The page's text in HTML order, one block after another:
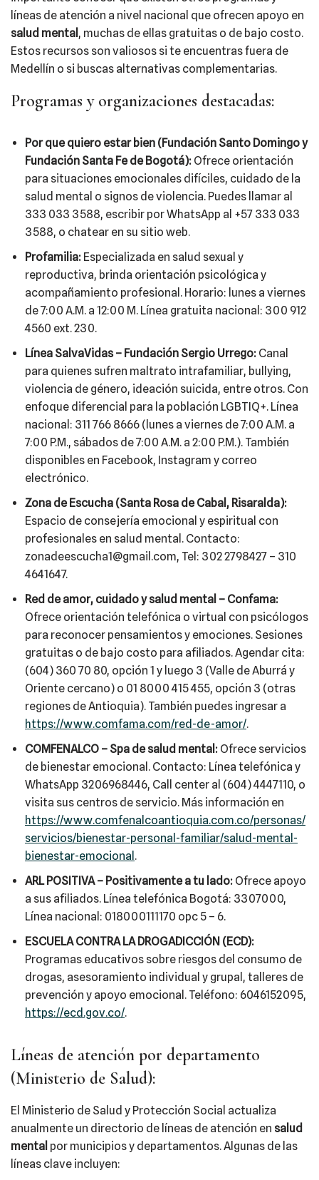
líneas de atención a nivel nacional que ofrecen apoyo en
salud mental , muchas de ellas gratuitas o de bajo costo.
Estos recursos son valiosos si te encuentras fuera de
Medellín o si buscas alternativas complementarias.
Programas y organizaciones destacadas:
Por que quiero estar bien (Fundación Santo Domingo y
Fundación Santa Fe de Bogotá): Ofrece orientación
para situaciones emocionales difíciles, cuidado de la
salud mental o signos de violencia. Puedes llamar al
333 033 3588, escribir por WhatsApp al +57 333 033
3588, o chatear en su sitio web.
Profamilia: Especializada en salud sexual y
reproductiva, brinda orientación psicológica y
acompañamiento profesional. Horario: lunes a viernes
de 7:00 A.M. a 12:00 M. Línea gratuita nacional: 300 912
4560 ext. 230.
Línea SalvaVidas – Fundación Sergio Urrego: Canal
para quienes sufren maltrato intrafamiliar, bullying,
violencia de género, ideación suicida, entre otros. Con
enfoque diferencial para la población LGBTIQ+. Línea
nacional: 311 766 8666 (lunes a viernes de 7:00 A.M. a
7:00 P.M., sábados de 7:00 A.M. a 2:00 P.M.). También
disponibles en Facebook, Instagram y correo
electrónico.
Zona de Escucha (Santa Rosa de Cabal, Risaralda):
Espacio de consejería emocional y espiritual con
profesionales en salud mental. Contacto:
zonadeescucha1@gmail.com, Tel: 302 2798427 – 310
4641647.
Red de amor, cuidado y salud mental – Confama:
Ofrece orientación telefónica o virtual con psicólogos
para reconocer pensamientos y emociones. Sesiones
gratuitas o de bajo costo para afiliados. Agendar cita:
(604) 360 70 80, opción 1 y luego 3 (Valle de Aburrá y
Oriente cercano) o 01 8000 415 455, opción 3 (otras
regiones de Antioquia). También puedes ingresar a
https://www.comfama.com/red-de-amor/.
COMFENALCO – Spa de salud mental: Ofrece servicios
de bienestar emocional. Contacto: Línea telefónica y
WhatsApp 3206968446, Call center al (604) 4447110, o
visita sus centros de servicio. Más información en
https://www.comfenalcoantioquia.com.co/personas/
servicios/bienestar-personal-familiar/salud-mental-
bienestar-emocional .
ARL POSITIVA – Positivamente a tu lado: Ofrece apoyo
a sus afiliados. Línea telefónica Bogotá: 3307000,
Línea nacional: 018000111170 opc 5 – 6.
ESCUELA CONTRA LA DROGADICCIÓN (ECD):
Programas educativos sobre riesgos del consumo de
drogas, asesoramiento individual y grupal, talleres de
prevención y apoyo emocional. Teléfono: 6046152095,
https://ecd.gov.co/.
Líneas de atención por departamento
(Ministerio de Salud):
El Ministerio de Salud y Protección Social actualiza
anualmente un directorio de líneas de atención en salud
mental por municipios y departamentos. Algunas de las
líneas clave incluyen: